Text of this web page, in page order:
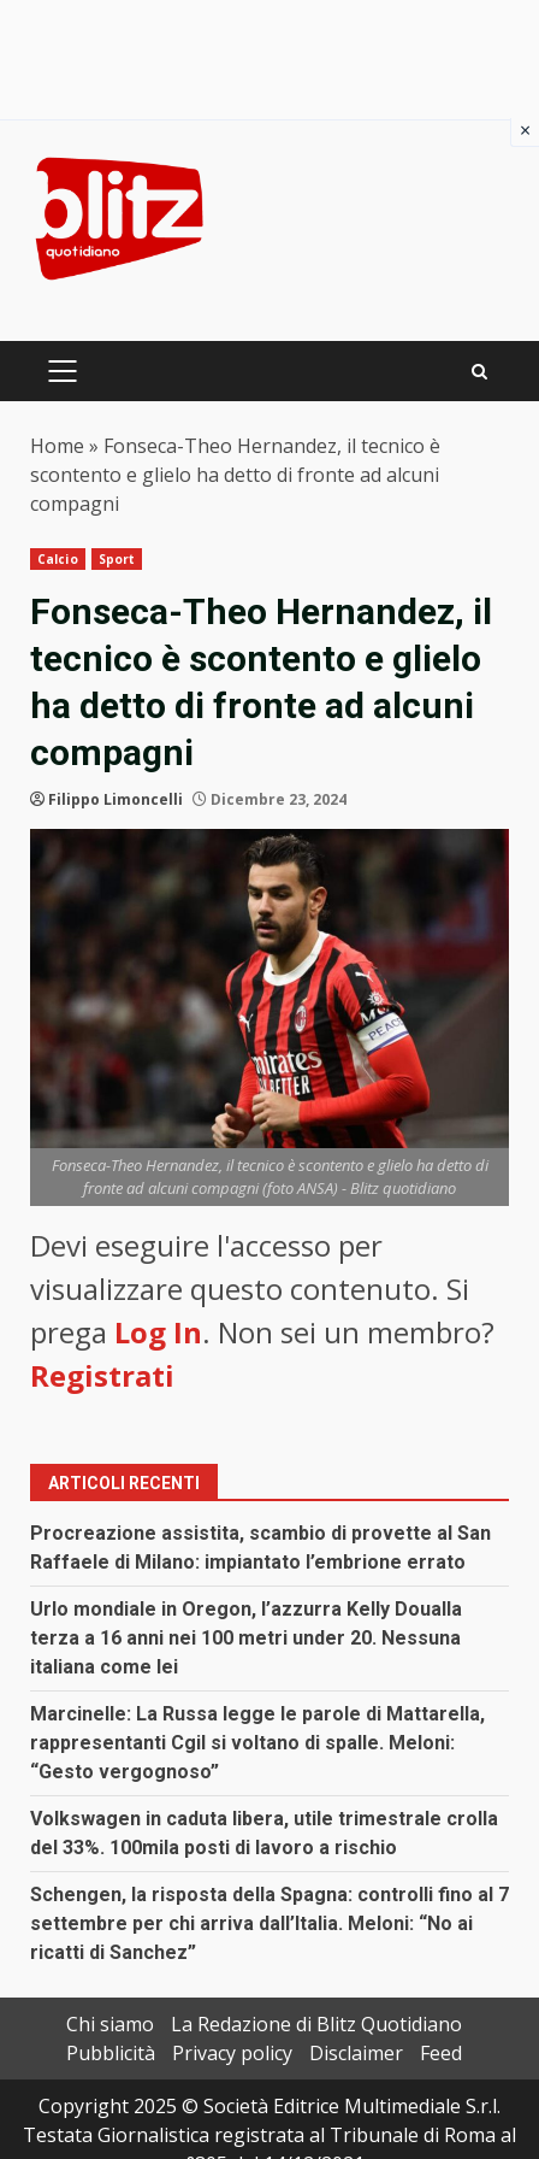
content
PRIMARY
Home » Fonseca-Theo Hernandez, il tecnico è
scontento e glielo ha detto di fronte ad alcuni
compagni
Calcio Sport
Fonseca-Theo Hernandez, il
tecnico è scontento e glielo
ha detto di fronte ad alcuni
compagni
Filippo Limoncelli Dicembre 23, 2024
Fonseca-Theo Hernandez, il tecnico è scontento e glielo ha detto di
fronte ad alcuni compagni (foto ANSA) - Blitz quotidiano
Devi eseguire l'accesso per
visualizzare questo contenuto. Si
prega Log In. Non sei un membro?
Registrati
ARTICOLI RECENTI
Procreazione assistita, scambio di provette al San
Raffaele di Milano: impiantato l’embrione errato
Urlo mondiale in Oregon, l’azzurra Kelly Doualla
terza a 16 anni nei 100 metri under 20. Nessuna
italiana come lei
Marcinelle: La Russa legge le parole di Mattarella,
rappresentanti Cgil si voltano di spalle. Meloni:
“Gesto vergognoso”
Volkswagen in caduta libera, utile trimestrale crolla
del 33%. 100mila posti di lavoro a rischio
Schengen, la risposta della Spagna: controlli fino al 7
settembre per chi arriva dall’Italia. Meloni: “No ai
ricatti di Sanchez”
Chi siamo
La Redazione di Blitz Quotidiano
Pubblicità
Privacy policy Disclaimer
Feed
Copyright 2025 © Società Editrice Multimediale S.r.l.
Testata Giornalistica registrata al Tribunale di Roma al
×